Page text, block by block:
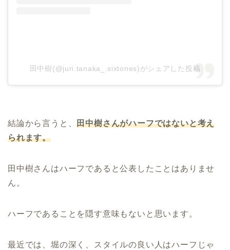
田中樹(@juri.tanaka_.sixtones)がシェアした投稿
結論から言うと、田中樹さんがハーフではないと考え
られます。
田中樹さんはハーフであると公表したことはありませ
ん。
ハーフであることを隠す意味もないと思います。
最近では、堀の深く、スタイルの良い人はハーフじゃ